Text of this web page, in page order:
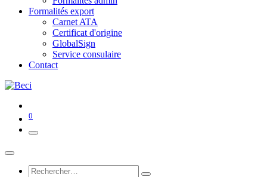
Formalités export
Carnet ATA
Certificat d'origine
GlobalSign
Service consulaire
Contact
0